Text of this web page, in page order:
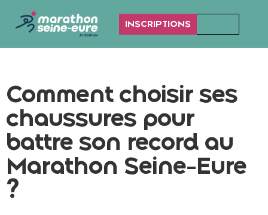
INSCRIPTIONS
Comment choisir ses
chaussures pour
battre son record au
Marathon Seine-Eure
?